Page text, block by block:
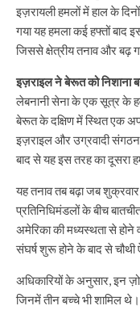
इज़रायली हमलों में हाल के
गया यह हमला कई हफ्तों बाद
जिससे क्षेत्रीय तनाव और बढ़
इज़राइल ने बेरूत को निशाना
लेबनानी सेना के एक सूत्र के
बेरूत के दक्षिण में स्थित एक
इज़राइल और उग्रवादी संगठन
बाद से यह इस तरह का दूसरा
यह तनाव तब बढ़ा जब
प्रतिनिधिमंडलों के बीच
अमेरिका की मध्यस्थता से होने
संघर्ष शुरू होने के बाद से चौथी
अधिकारियों के अनुसार, इन
जिनमें तीन बच्चे भी शामिल